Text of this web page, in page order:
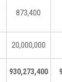
873,400
20,000,000
930,273,400